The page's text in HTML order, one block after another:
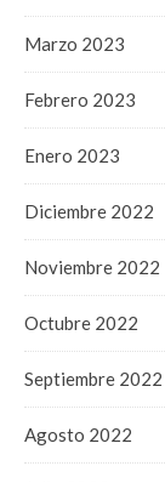
Marzo 2023
Febrero 2023
Enero 2023
Diciembre 2022
Noviembre 2022
Octubre 2022
Septiembre 2022
Agosto 2022